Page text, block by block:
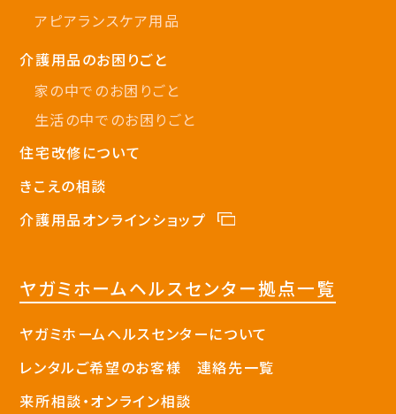
アピアランスケア用品
介護用品のお困りごと
家の中でのお困りごと
生活の中でのお困りごと
住宅改修について
きこえの相談
介護用品オンラインショップ
ヤガミホームヘルスセンター拠点一覧
ヤガミホームヘルスセンターについて
レンタルご希望のお客様 連絡先一覧
来所相談・オンライン相談